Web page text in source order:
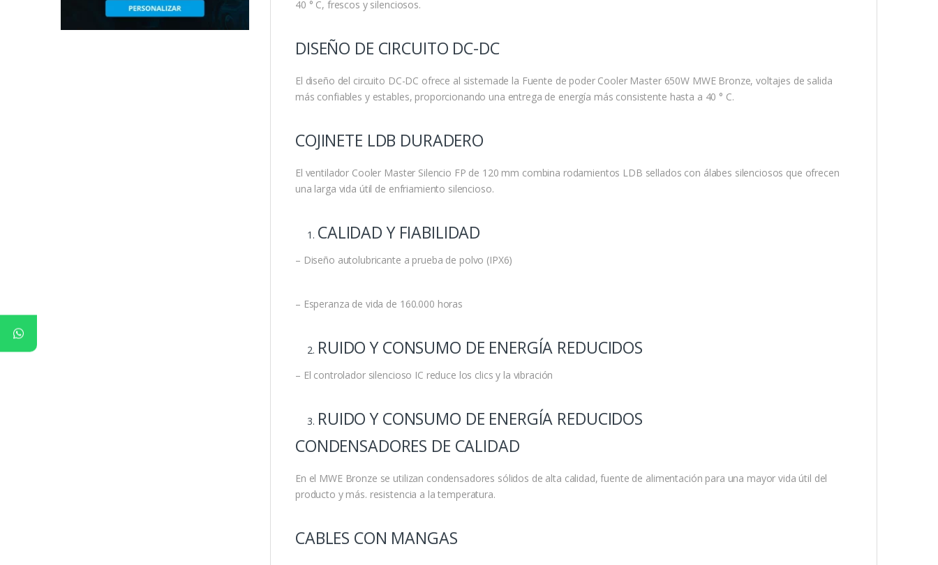
40 ° C, frescos y silenciosos.
DISEÑO DE CIRCUITO DC-DC
El diseño del circuito DC-DC ofrece al sistemade la Fuente de poder Cooler Master 650W MWE Bronze, voltajes de salida
más confiables y estables, proporcionando una entrega de energía más consistente hasta a 40 ° C.
COJINETE LDB DURADERO
El ventilador Cooler Master Silencio FP de 120 mm combina rodamientos LDB sellados con álabes silenciosos que ofrecen
una larga vida útil de enfriamiento silencioso.
CALIDAD Y FIABILIDAD
– Diseño autolubricante a prueba de polvo (IPX6)
– Esperanza de vida de 160.000 horas
RUIDO Y CONSUMO DE ENERGÍA REDUCIDOS
– El controlador silencioso IC reduce los clics y la vibración
RUIDO Y CONSUMO DE ENERGÍA REDUCIDOS
CONDENSADORES DE CALIDAD
En el MWE Bronze se utilizan condensadores sólidos de alta calidad, fuente de alimentación para una mayor vida útil del
producto y más. resistencia a la temperatura.
CABLES CON MANGAS